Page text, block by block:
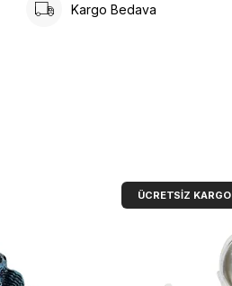
Kargo Bedava
ÜCRETSIZ KARGO